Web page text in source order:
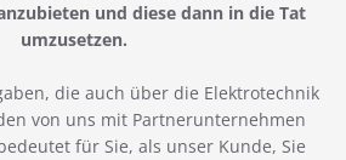
und diese dann in die Tat
umzusetzen.
die auch über die Elektrotechnik
von uns mit Partnerunternehmen
für Sie, als unser Kunde, Sie